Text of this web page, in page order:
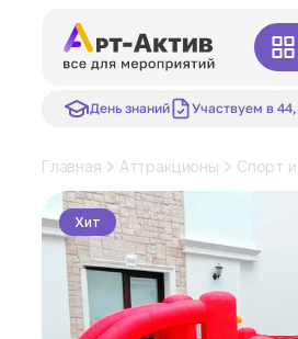
День знаний Участвуем в
Главная Аттракционы Спорт
Хит